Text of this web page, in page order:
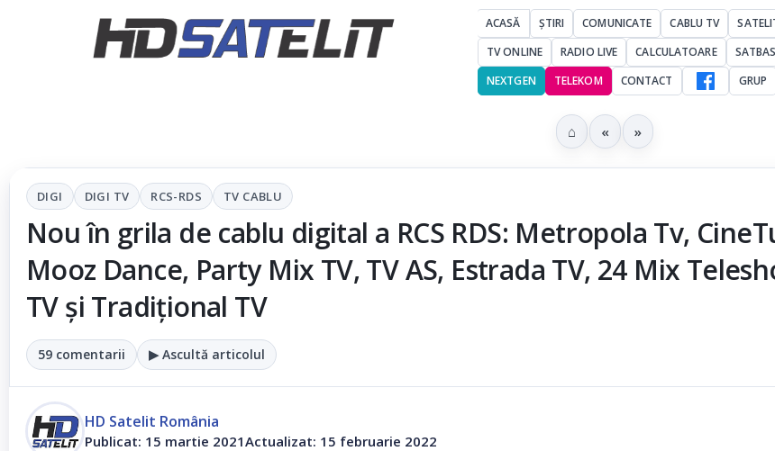
ACASĂ ȘTIRI COMUNICATE CABLU TV
TV ONLINE
RADIO LIVE CALCULATOARE
NEXTGEN
TELEKOM CONTACT GRUP
⌂ « »
DIGI DIGI TV RCS-RDS TV CABLU
Nou în grila de cablu digital a RCS RDS: Metropola Tv,
Mooz Dance, Party Mix TV, TV AS, Estrada TV, 24 Mix
TV şi Tradițional TV
59 comentarii ▶ Ascultă articolul
HD Satelit România
Publicat: 15 martie 2021Actualizat: 15 februarie 2022